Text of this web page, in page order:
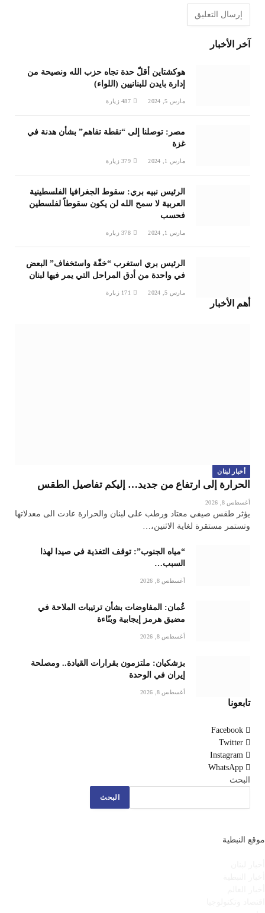
آخر الأخبار
هوكشتاين أقلّ حدة تجاه حزب الله ونصيحة من
إدارة بايدن للبنانيين (اللواء)
مارس 5, 2024 487 زيارة
مصر: توصلنا إلى “نقطة تفاهم” بشأن هدنة في
غزة
مارس 1, 2024 379 زيارة
الرئيس نبيه بري: سقوط الجغرافيا الفلسطينية
العربية لا سمح الله لن يكون سقوطاً لفلسطين
فحسب
مارس 1, 2024 378 زيارة
الرئيس بري استغرب “خفّة واستخفاف” البعض
في واحدة من أدق المراحل التي يمر فيها لبنان
مارس 5, 2024 171 زيارة
أهم الأخبار
أخبار لبنان
الحرارة إلى ارتفاع من جديد… إليكم تفاصيل الطقس
أغسطس 8, 2026
يؤثر طقس صيفي معتاد ورطب على لبنان والحرارة عادت الى معدلاتها
وتستمر مستقرة لغاية الاثنين،…
“مياه الجنوب”: توقف التغذية في صيدا لهذا
السبب…
أغسطس 8, 2026
عُمان: المفاوضات بشأن ترتيبات الملاحة في
مضيق هرمز إيجابية وبنّاءة
أغسطس 8, 2026
بزشكيان: ملتزمون بقرارات القيادة.. ومصلحة
إيران في الوحدة
أغسطس 8, 2026
تابعونا
Facebook
Twitter
Instagram
WhatsApp
البحث
البحث
موقع النبطية